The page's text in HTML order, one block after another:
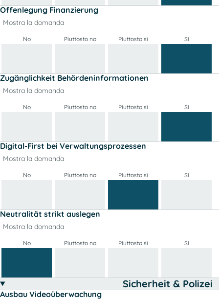
Offenlegung Finanzierung
Mostra la domanda
No Piuttosto no Piuttosto sì Si
Zugänglichkeit Behördeninformationen
Mostra la domanda
No Piuttosto no Piuttosto sì Si
Digital-First bei Verwaltungsprozessen
Mostra la domanda
No Piuttosto no Piuttosto sì Si
Neutralität strikt auslegen
Mostra la domanda
No Piuttosto no Piuttosto sì Si
Sicherheit & Polizei
Ausbau Videoüberwachung